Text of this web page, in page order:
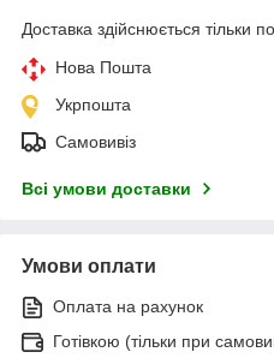
Доставка здійснюється тільки
Нова Пошта
Укрпошта
Самовивіз
Всі умови доставки
Умови оплати
Оплата на рахунок
Готівкою (тільки при